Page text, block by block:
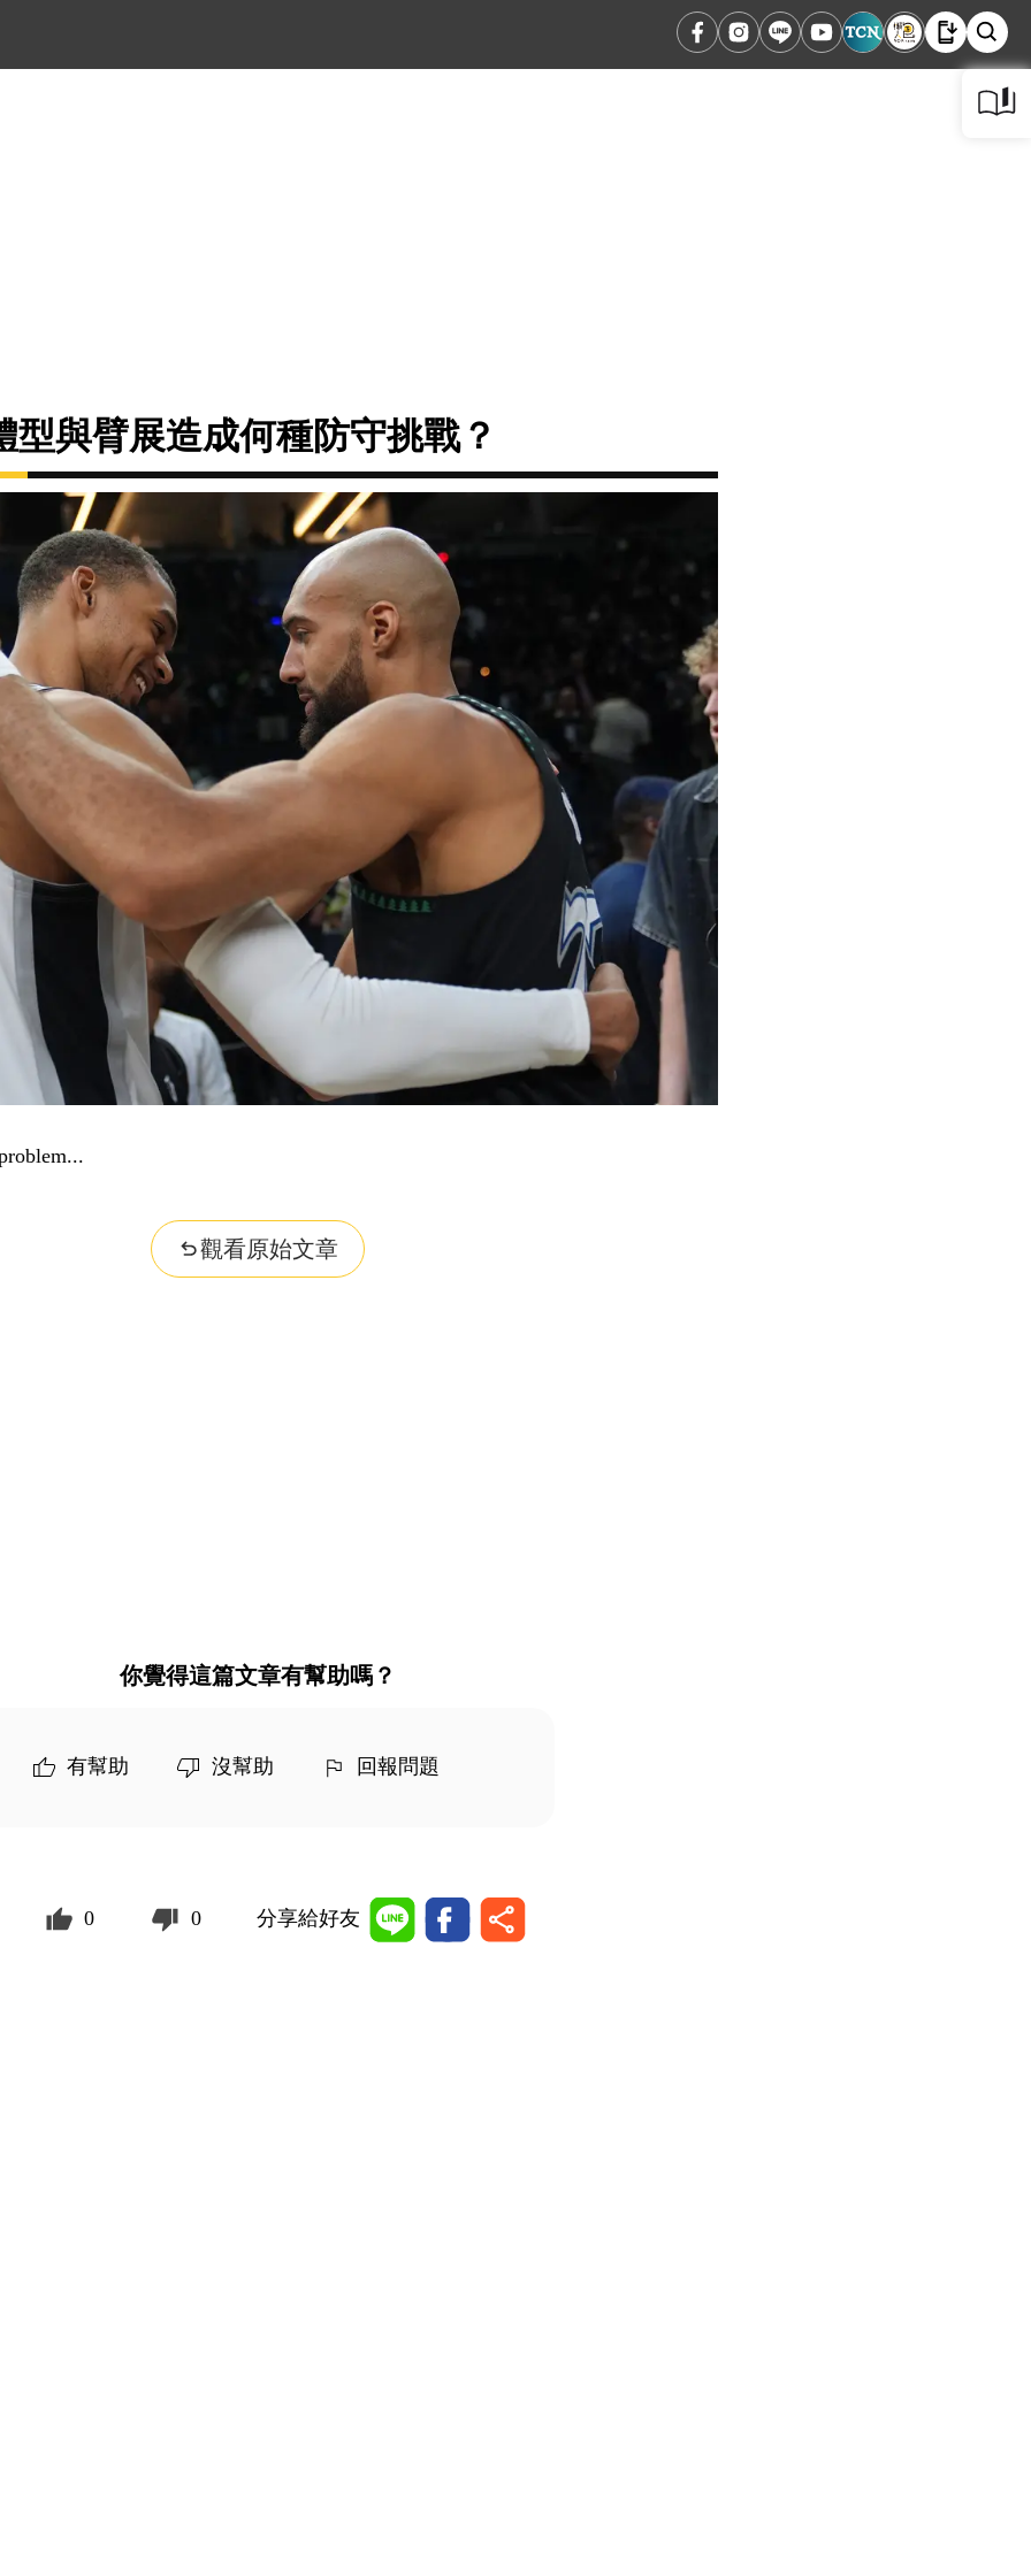
型與臂展造成何種防守挑戰？
觀看原始文章
你覺得這篇文章有幫助嗎？
有幫助 沒幫助 回報問題
0 0 分享給好友